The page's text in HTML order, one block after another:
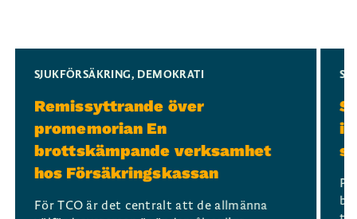
SJUKFÖRSÄKRING, DEMOKRATI
Remissyttrande över
promemorian En
brottskämpande verksamhet
hos Försäkringskassan
För TCO är det centralt att de allmänna